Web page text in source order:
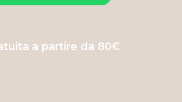
a partire da 80€